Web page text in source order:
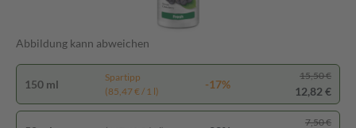
Abbildung kann abweichen
150 ml
Spartipp
(85,47 € / 1 l)
-17%
15,50 €
12,82 €
7,50 €